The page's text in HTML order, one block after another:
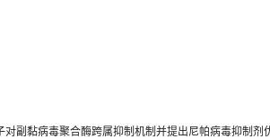
副黏病毒聚合酶跨属抑制机制并提出尼帕病毒抑制剂